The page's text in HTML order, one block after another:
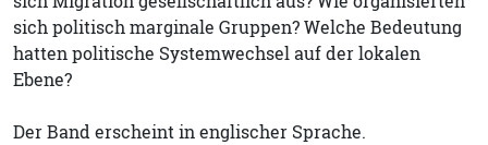
sich politisch marginale Gruppen? Welche Bedeutung
hatten politische Systemwechsel auf der lokalen
Ebene?
Der Band erscheint in englischer Sprache.